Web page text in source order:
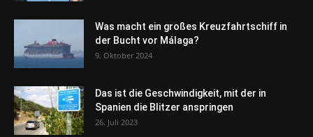
Was macht ein großes Kreuzfahrtschiff in
der Bucht vor Málaga?
9. Oktober 2024
Das ist die Geschwindigkeit, mit der in
Spanien die Blitzer anspringen
26. Juli 2023